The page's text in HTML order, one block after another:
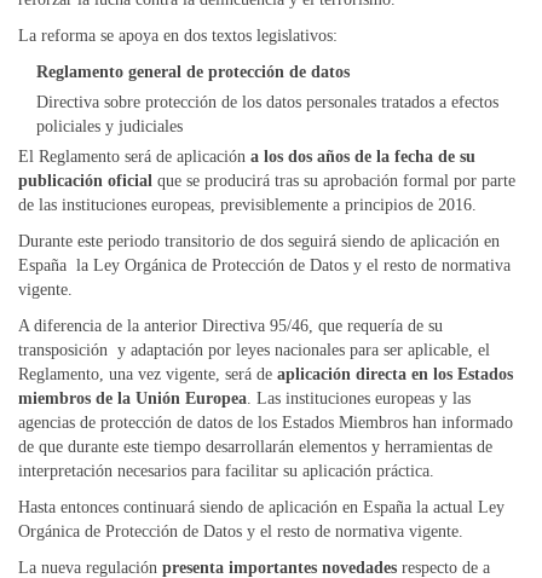
La reforma se apoya en dos textos legislativos:
Reglamento general de protección de datos
Directiva sobre protección de los datos personales tratados a efectos
policiales y judiciales
El Reglamento será de aplicación a los dos años de la fecha de su
publicación oficial que se producirá tras su aprobación formal por parte
de las instituciones europeas, previsiblemente a principios de 2016.
Durante este periodo transitorio de dos seguirá siendo de aplicación en
España la Ley Orgánica de Protección de Datos y el resto de normativa
vigente.
A diferencia de la anterior Directiva 95/46, que requería de su
transposición y adaptación por leyes nacionales para ser aplicable, el
Reglamento, una vez vigente, será de aplicación directa en los Estados
miembros de la Unión Europea. Las instituciones europeas y las
agencias de protección de datos de los Estados Miembros han informado
de que durante este tiempo desarrollarán elementos y herramientas de
interpretación necesarios para facilitar su aplicación práctica.
Hasta entonces continuará siendo de aplicación en España la actual Ley
Orgánica de Protección de Datos y el resto de normativa vigente.
La nueva regulación presenta importantes novedades respecto de a